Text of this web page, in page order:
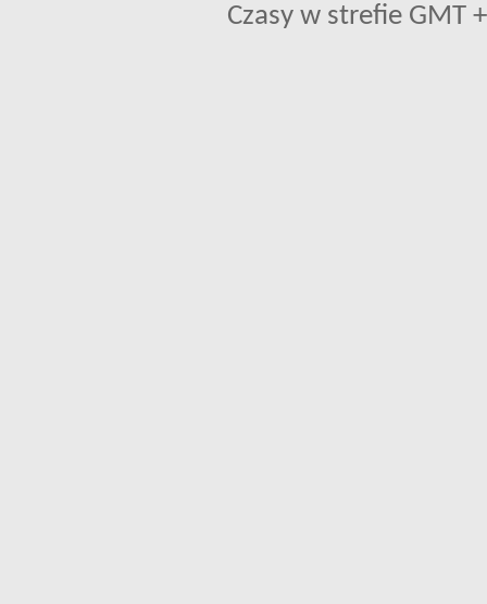
Czasy w strefie GMT